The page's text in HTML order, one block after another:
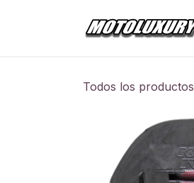
Todos los productos